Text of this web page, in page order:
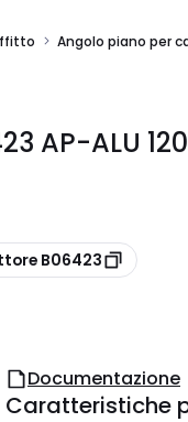
Angolo piano per
AP-ALU
B06423
Documentazione
Caratteristiche